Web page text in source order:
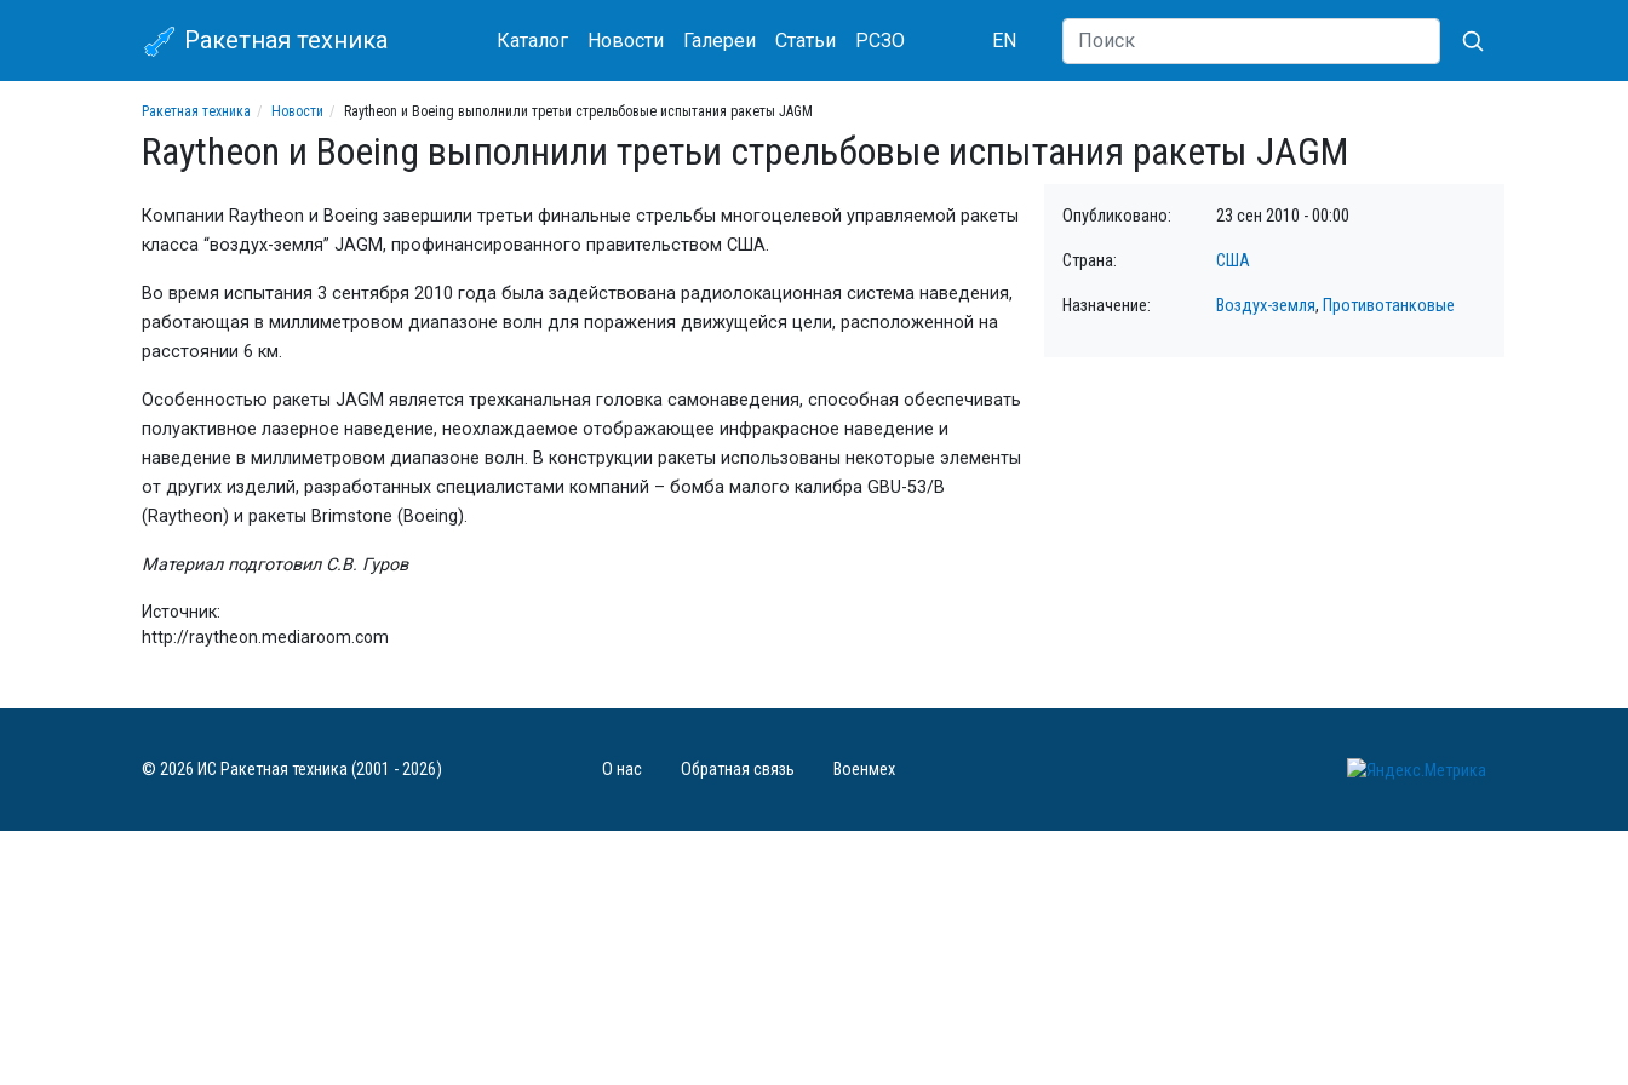
Ракетная техника Каталог Новости Галереи Статьи РСЗО EN
Ракетная техника Новости Raytheon и Boeing выполнили третьи стрельбовые испытания ракеты JAGM
Raytheon и Boeing выполнили третьи стрельбовые испытания ракеты JAGM
Опубликовано: 23 сен 2010 - 00:00
Страна: США
Назначение: Воздух-земля, Противотанковые
Компании Raytheon и Boeing завершили третьи финальные стрельбы многоцелевой управляемой ракеты
класса “воздух-земля” JAGM, профинансированного правительством США.
Во время испытания 3 сентября 2010 года была задействована радиолокационная система наведения,
работающая в миллиметровом диапазоне волн для поражения движущейся цели, расположенной на
расстоянии 6 км.
Особенностью ракеты JAGM является трехканальная головка самонаведения, способная обеспечивать
полуактивное лазерное наведение, неохлаждаемое отображающее инфракрасное наведение и
наведение в миллиметровом диапазоне волн. В конструкции ракеты использованы некоторые элементы
от других изделий, разработанных специалистами компаний – бомба малого калибра GBU-53/B
(Raytheon) и ракеты Brimstone (Boeing).
Материал подготовил С.В. Гуров
Источник:
http://raytheon.mediaroom.com
© 2026 ИС Ракетная техника (2001 - 2026) О нас Обратная связь Военмех